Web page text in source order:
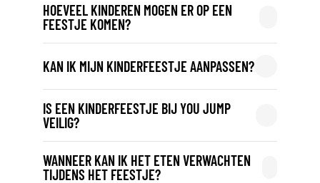
HOEVEEL KINDEREN MOGEN ER OP EEN
FEESTJE KOMEN?
KAN IK MIJN KINDERFEESTJE AANPASSEN?
IS EEN KINDERFEESTJE BIJ YOU JUMP
VEILIG?
WANNEER KAN IK HET ETEN VERWACHTEN
TIJDENS HET FEESTJE?